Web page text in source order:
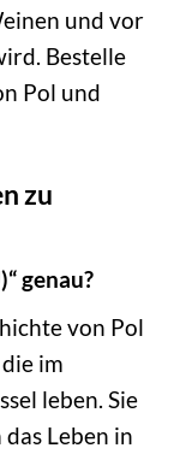
und vor
Bestelle
Pol und
zu
genau?
von Pol
im
leben. Sie
Leben in